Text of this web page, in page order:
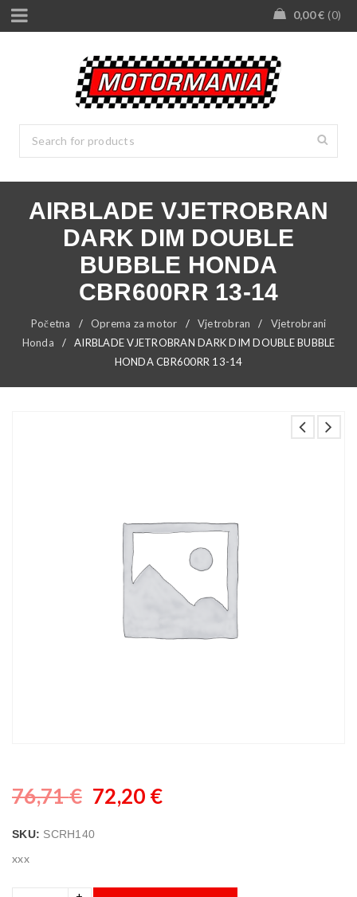
0,00€ 0
AIRBLADE VJETROBRAN
DARK DIM DOUBLE
BUBBLE HONDA
CBR600RR 13-14
Početna / Oprema za motor / Vjetrobran /
Vjetrobrani
Honda
/
AIRBLADE VJETROBRAN DARK DIM DOUBLE BUBBLE
HONDA CBR600RR 13-14
76,71€ 72,20 €
SKU: SCRH140
xxx